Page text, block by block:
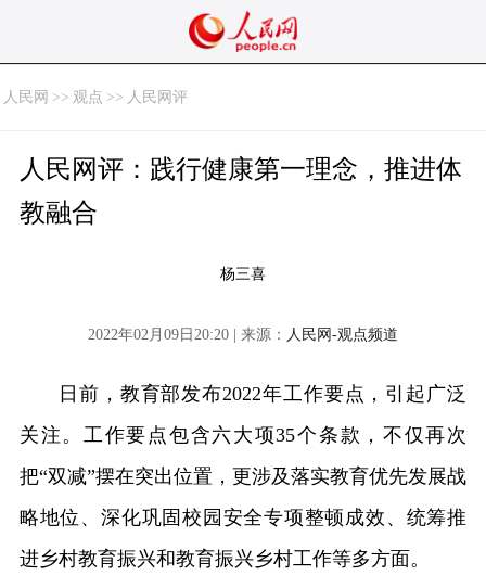
人民网 >> 观点 >> 人民网评
人民网评：践行健康第一理念，推进体
教融合
杨三喜
2022年02月09日20:20 | 来源： 人民网-观点频道
日前，教育部发布2022年工作要点，引起广泛
关注。工作要点包含六大项35个条款，不仅再次
把“双减”摆在突出位置，更涉及落实教育优先发展战
略地位、深化巩固校园安全专项整顿成效、统筹推
进乡村教育振兴和教育振兴乡村工作等多方面。